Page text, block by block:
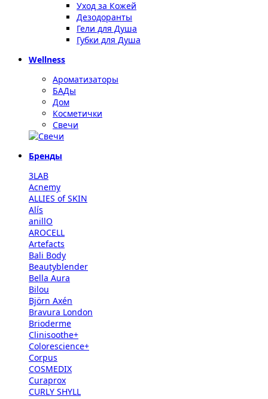
Уход за Кожей
Дезодоранты
Гели для Душа
Губки для Душа
Wellness
Ароматизаторы
БАДы
Дом
Косметички
Свечи
Бренды
3LAB
Acnemy
ALLIES of SKIN
Alís
anillO
AROCELL
Artefacts
Bali Body
Beautyblender
Bella Aura
Bilou
Björn Axén
Bravura London
Brioderme
Clinisoothe+
Colorescience+
Corpus
COSMEDIX
Curaprox
CURLY SHYLL